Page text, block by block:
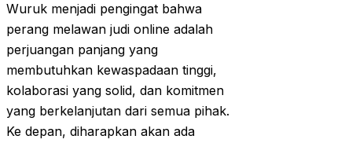
Wuruk menjadi pengingat bahwa
perang melawan judi online adalah
perjuangan panjang yang
membutuhkan kewaspadaan tinggi,
kolaborasi yang solid, dan komitmen
yang berkelanjutan dari semua pihak.
Ke depan, diharapkan akan ada